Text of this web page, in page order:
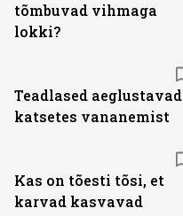
tõmbuvad vihmaga
lokki?
Teadlased aeglustavad
katsetes vananemist
Kas on tõesti tõsi, et
karvad kasvavad